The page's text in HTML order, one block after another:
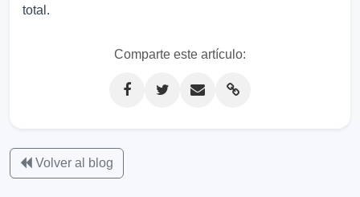
total.
Comparte este artículo:
Volver al blog